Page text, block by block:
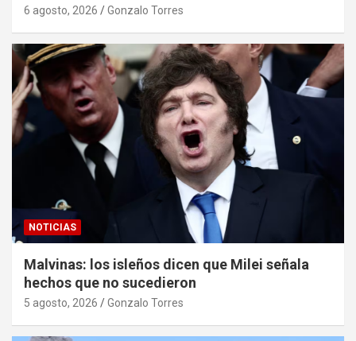
6 agosto, 2026 Gonzalo Torres
NOTICIAS
Malvinas: los isleños dicen que Milei señala
hechos que no sucedieron
5 agosto, 2026 Gonzalo Torres